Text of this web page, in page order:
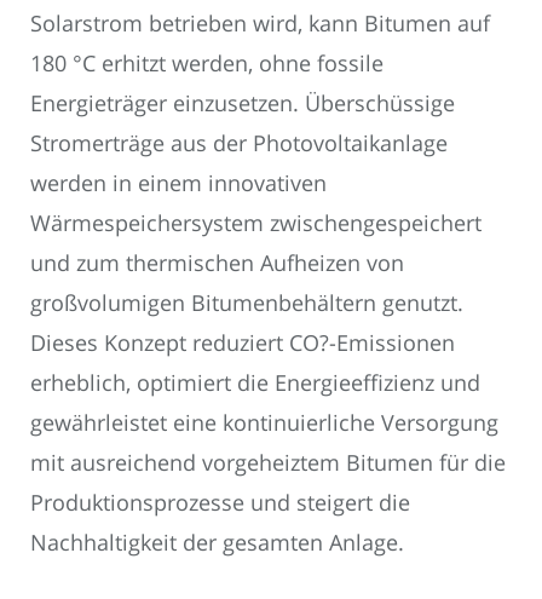
Solarstrom betrieben wird, kann Bitumen auf
180 °C erhitzt werden, ohne fossile
Energieträger einzusetzen. Überschüssige
Stromerträge aus der Photovoltaikanlage
werden in einem innovativen
Wärmespeichersystem zwischengespeichert
und zum thermischen Aufheizen von
großvolumigen Bitumenbehältern genutzt.
Dieses Konzept reduziert CO?-Emissionen
erheblich, optimiert die Energieeffizienz und
gewährleistet eine kontinuierliche Versorgung
mit ausreichend vorgeheiztem Bitumen für die
Produktionsprozesse und steigert die
Nachhaltigkeit der gesamten Anlage.